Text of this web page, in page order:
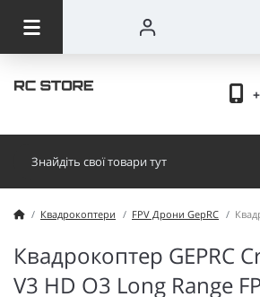
Квадрокоптери FPV Дрони GepRC
Квадрокоптер GEPRC
V3 HD O3 Long Range